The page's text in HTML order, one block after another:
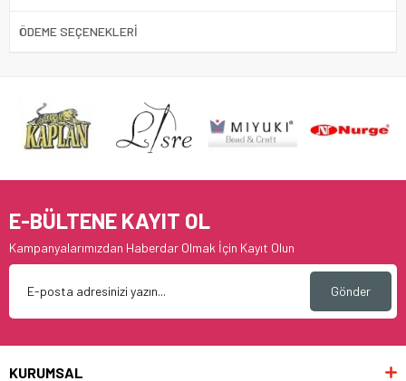
ÖDEME SEÇENEKLERI
E-BÜLTENE KAYIT OL
Kampanyalarımızdan Haberdar Olmak İçin Kayıt Olun
Gönder
KURUMSAL